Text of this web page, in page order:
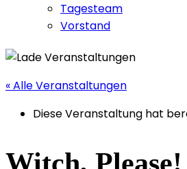
Tagesteam
Vorstand
« Alle Veranstaltungen
Diese Veranstaltung hat